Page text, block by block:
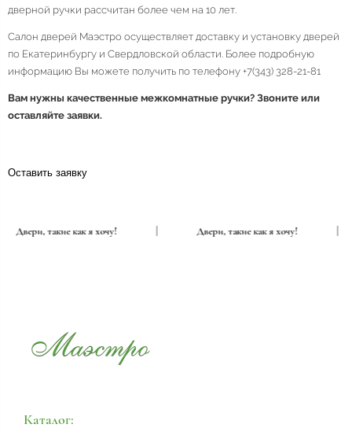
дверной ручки рассчитан более чем на 10 лет.
Салон дверей Маэстро осуществляет доставку и установку дверей
по Екатеринбургу и Свердловской области. Более подробную
информацию Вы можете получить по телефону +7(343) 328-21-81
Вам нужны качественные межкомнатные ручки? Звоните или
оставляйте заявки.
Оставить заявку
Двери, такие как я хочу! Двери, такие как я хочу!
Каталог: